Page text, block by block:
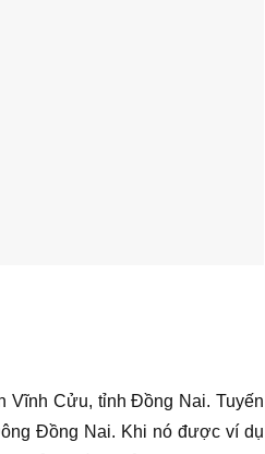
Vĩnh Cửu, tỉnh Đồng Nai. Tuyến
Đồng Nai. Khi nó được ví dụ